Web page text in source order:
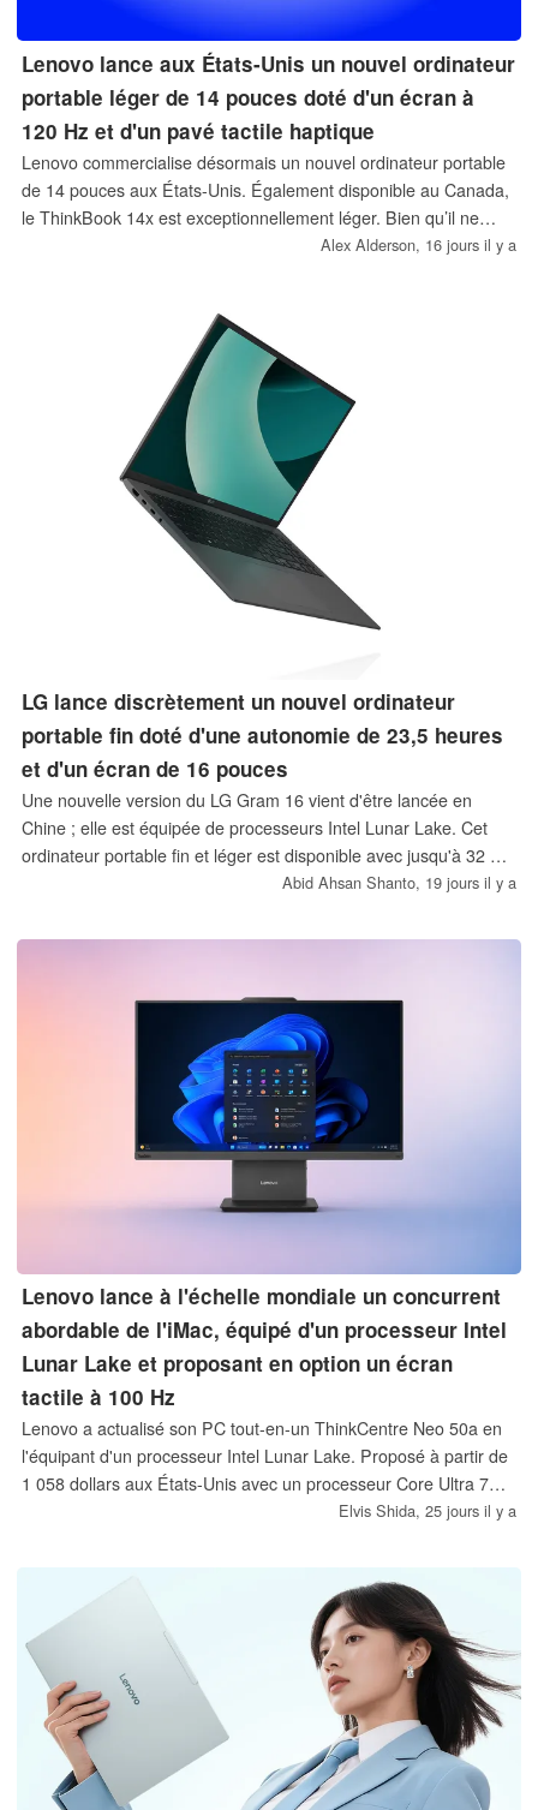
Lenovo lance aux États-Unis un nouvel ordinateur
portable léger de 14 pouces doté d'un écran à
120 Hz et d'un pavé tactile haptique
Lenovo commercialise désormais un nouvel ordinateur portable
de 14 pouces aux États-Unis. Également disponible au Canada,
le ThinkBook 14x est exceptionnellement léger. Bien qu’il ne
pèse que 990 g, cet ordinateur portable est équipé de deux
Alex Alderson, 16 jours il y a
LG lance discrètement un nouvel ordinateur
portable fin doté d'une autonomie de 23,5 heures
et d'un écran de 16 pouces
Une nouvelle version du LG Gram 16 vient d'être lancée en
Chine ; elle est équipée de processeurs Intel Lunar Lake. Cet
ordinateur portable fin et léger est disponible avec jusqu'à 32 Go
de mémoire vive, et son prix de départ est de 7 649 CNY, soit
Abid Ahsan Shanto, 19 jours il y a
Lenovo lance à l'échelle mondiale un concurrent
abordable de l'iMac, équipé d'un processeur Intel
Lunar Lake et proposant en option un écran
tactile à 100 Hz
Lenovo a actualisé son PC tout-en-un ThinkCentre Neo 50a en
l'équipant d'un processeur Intel Lunar Lake. Proposé à partir de
1 058 dollars aux États-Unis avec un processeur Core Ultra 7
256V et 16 Go de RAM, ce nouveau modèle de 6e génération
Elvis Shida, 25 jours il y a